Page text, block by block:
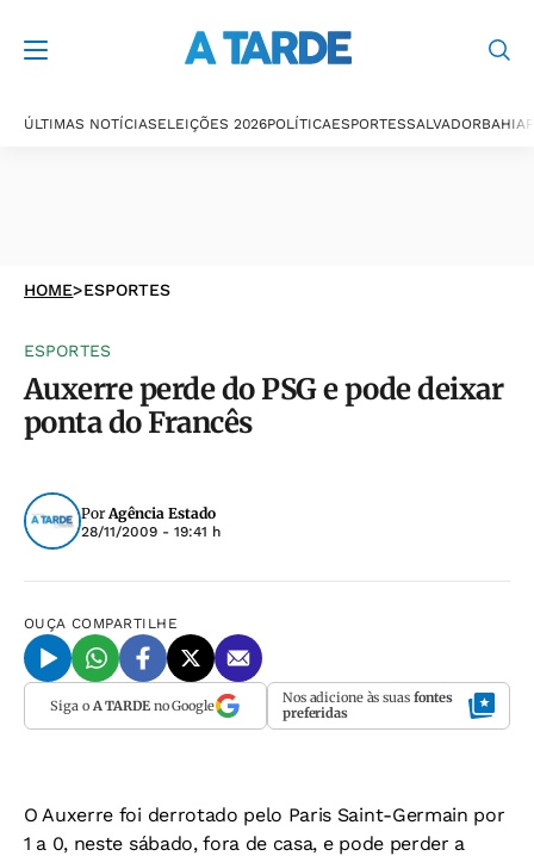
ÚLTIMAS NOTÍCIASELEIÇÕES 2026POLÍTICAESPORTESSALVADORBAHIA
HOME>ESPORTES
ESPORTES
Auxerre perde do PSG e pode deixar
ponta do Francês
PorAgência Estado
28/11/2009 - 19:41 h
OUÇA COMPARTILHE
Siga o A TARDEno Google Nos adicione às suas fontes
preferidas
O Auxerre foi derrotado pelo Paris Saint-Germain por
1 a 0, neste sábado, fora de casa, e pode perder a